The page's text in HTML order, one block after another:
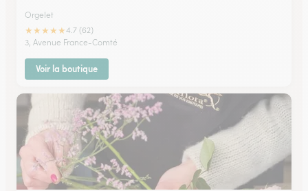
Orgelet
★★★★★4.7 (62)
3, Avenue France-Comté
Voir la boutique